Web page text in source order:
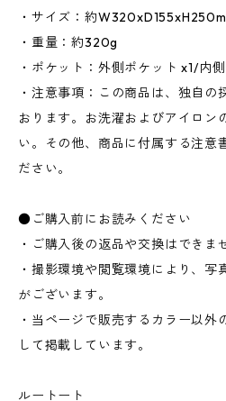
・サイズ：約
・重量：約320g
・ポケット：外側ポケット x1/内
・注意事項：この商品は、独自の
おります。お洗濯およびアイロン
い。その他、商品に付属する注意
ださい。
●ご購入前にお読みください
・ご購入後の返品や交換はできま
・撮影環境や閲覧環境により、写
がございます。
・当ページで販売するカラー以外
して掲載しています。
ルートート